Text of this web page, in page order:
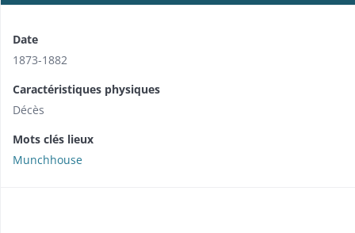
Date
1873-1882
Caractéristiques physiques
Décès
Mots clés lieux
Munchhouse